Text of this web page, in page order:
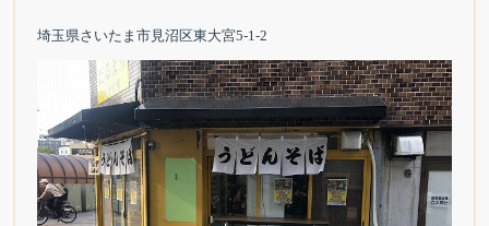
埼玉県さいたま市見沼区東大宮5-1-2